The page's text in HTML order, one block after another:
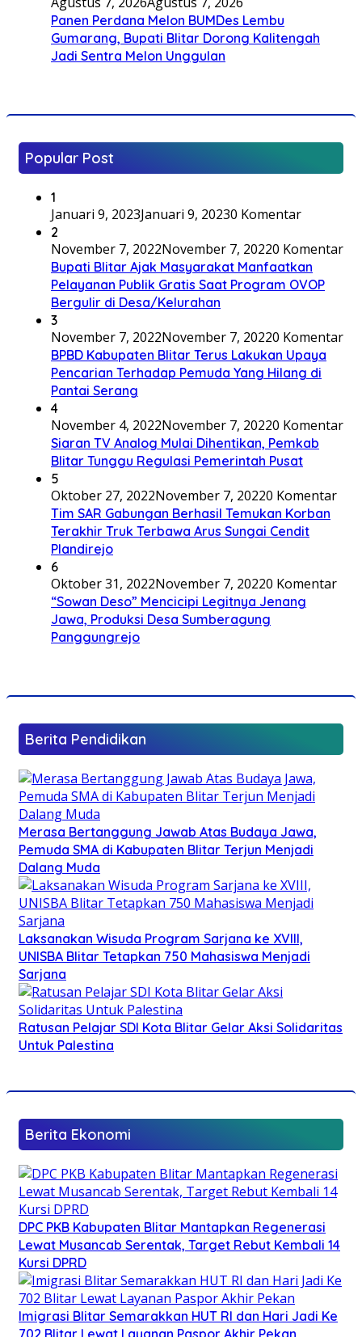
Panen Perdana Melon BUMDes Lembu
Gumarang, Bupati Blitar Dorong Kalitengah
Jadi Sentra Melon Unggulan
Popular Post
1
Januari 9, 2023Januari 9, 20230 Komentar
2
November 7, 2022November 7, 20220 Komentar
Bupati Blitar Ajak Masyarakat Manfaatkan
Pelayanan Publik Gratis Saat Program OVOP
Bergulir di Desa/Kelurahan
3
November 7, 2022November 7, 20220 Komentar
BPBD Kabupaten Blitar Terus Lakukan Upaya
Pencarian Terhadap Pemuda Yang Hilang di
Pantai Serang
4
November 4, 2022November 7, 20220 Komentar
Siaran TV Analog Mulai Dihentikan, Pemkab
Blitar Tunggu Regulasi Pemerintah Pusat
5
Oktober 27, 2022November 7, 20220 Komentar
Tim SAR Gabungan Berhasil Temukan Korban
Terakhir Truk Terbawa Arus Sungai Cendit
Plandirejo
6
Oktober 31, 2022November 7, 20220 Komentar
“Sowan Deso” Mencicipi Legitnya Jenang
Jawa, Produksi Desa Sumberagung
Panggungrejo
Berita Pendidikan
Merasa Bertanggung Jawab Atas Budaya Jawa,
Pemuda SMA di Kabupaten Blitar Terjun Menjadi
Dalang Muda
Laksanakan Wisuda Program Sarjana ke XVIII,
UNISBA Blitar Tetapkan 750 Mahasiswa Menjadi
Sarjana
Ratusan Pelajar SDI Kota Blitar Gelar Aksi Solidaritas
Untuk Palestina
Berita Ekonomi
DPC PKB Kabupaten Blitar Mantapkan Regenerasi
Lewat Musancab Serentak, Target Rebut Kembali 14
Kursi DPRD
Imigrasi Blitar Semarakkan HUT RI dan Hari Jadi Ke
702 Blitar Lewat Layanan Paspor Akhir Pekan